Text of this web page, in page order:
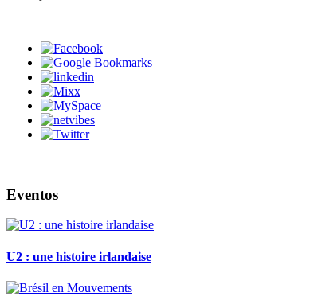
Eventos
U2 : une histoire irlandaise